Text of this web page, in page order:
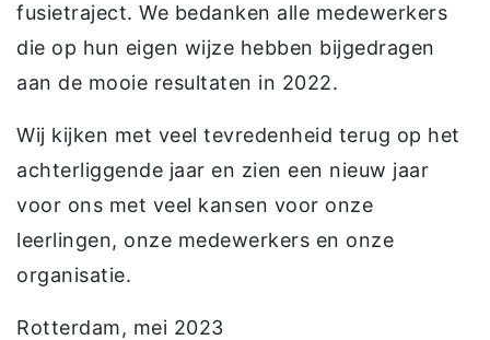
fusietraject. We bedanken alle medewerkers
die op hun eigen wijze hebben bijgedragen
aan de mooie resultaten in 2022.
Wij kijken met veel tevredenheid terug op het
achterliggende jaar en zien een nieuw jaar
voor ons met veel kansen voor onze
leerlingen, onze medewerkers en onze
organisatie.
Rotterdam, mei 2023